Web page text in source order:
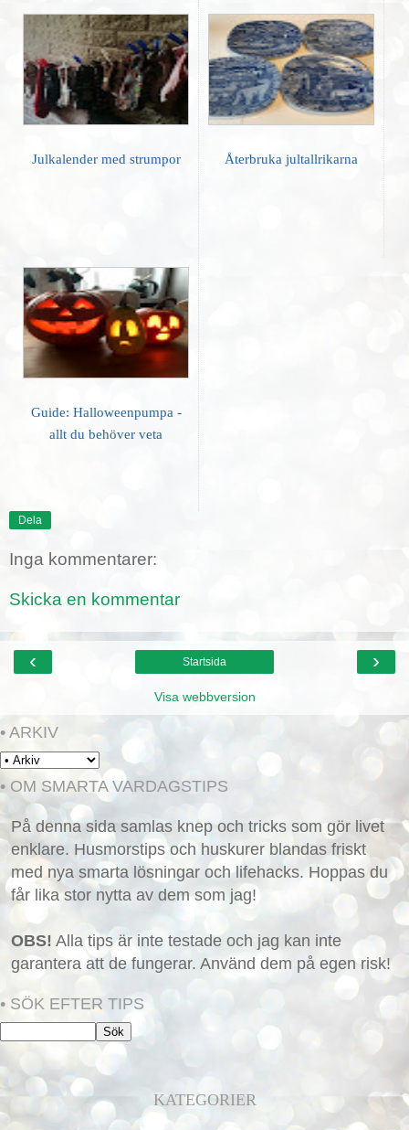
Julkalender med strumpor Återbruka jultallrikarna
Guide: Halloweenpumpa -
allt du behöver veta
Dela
Inga kommentarer:
Skicka en kommentar
‹ ›
Startsida
Visa webbversion
• ARKIV
• OM SMARTA VARDAGSTIPS
På denna sida samlas knep och tricks som gör livet
enklare. Husmorstips och huskurer blandas friskt
med nya smarta lösningar och lifehacks. Hoppas du
får lika stor nytta av dem som jag!
OBS! Alla tips är inte testade och jag kan inte
garantera att de fungerar. Använd dem på egen risk!
• SÖK EFTER TIPS
KATEGORIER